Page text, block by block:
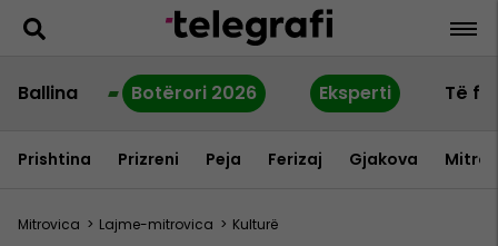
Ballina Botërori 2026 Eksperti Të
Prishtina Prizreni Peja Ferizaj Gjakova
Mitrovica > Lajme-mitrovica > Kulturë